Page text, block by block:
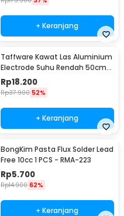
+ Keranjang
Taffware Kawat Las Aluminium
Electrode Suhu Rendah 50cm
20 PCS 2.0mm - M127271
Rp18.200
Rp37.900 52%
+ Keranjang
BongKim Pasta Flux Solder Lead
Free 10cc 1 PCS - RMA-223
Rp5.700
Rp14.900 62%
+ Keranjang